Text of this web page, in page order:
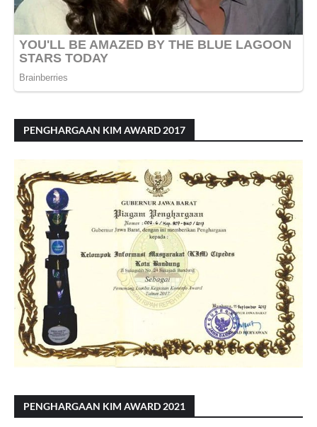
PENGHARGAAN KIM AWARD 2017
PENGHARGAAN KIM AWARD 2021